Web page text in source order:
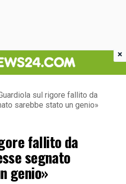
sul rigore fallito da
sarebbe stato un genio»
fallito da
segnato
genio»
×